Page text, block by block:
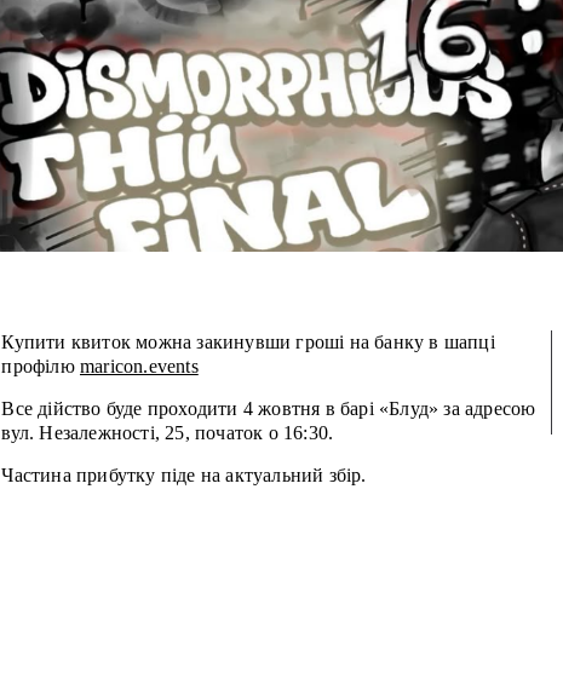
Купити квиток можна закинувши гроші на банку в шапці
профілю maricon.events
Все дійство буде проходити 4 жовтня в барі «Блуд» за адресою
вул. Незалежності, 25, початок о 16:30.
Частина прибутку піде на актуальний збір.